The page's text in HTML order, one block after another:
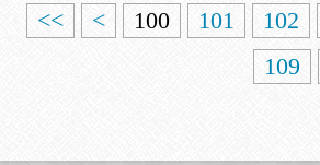
<< < 100 101 102
109